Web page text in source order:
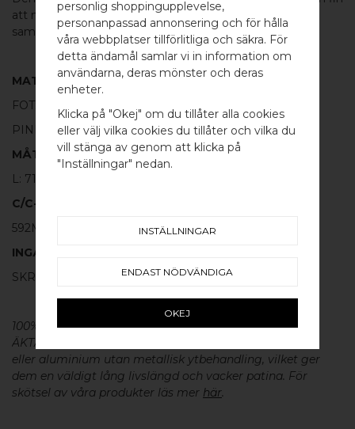
WELCOME TO
BB SWEDEN HARDWARE
Välj land / Choose country
att matcha med de andra handtagen eller knoppen
samma serie.
MATERIAL
FOT:
100% BORSTAT ROSTFRITT STÅL
PINNE: 100% POLERAD MÄSSING
MÅTT
L: 712MM H: 40MM TJ: 12MM
C/C-MÅTT
592MM
INGÅR
SKRUV FÖR LUCKA: M4 X 25MM - 2 ST
100% ÄKTA METALL - Alla vårabeslagär tillverkade av
ÄKTA massiv mässing, koppar, rostfritt stål
eller aluminium utan metallisk ytbehandling, vilket ger
dem en väldigt lång livslängd och vacker patina. För
skötsel av våra produkter läs mer här.
personlig shoppingupplevelse,
personanpassad annonsering och för hålla
våra webbplatser tillförlitliga och säkra. För
detta ändamål samlar vi in information om
användarna, deras mönster och deras
enheter.
Klicka på "Okej" om du tillåter alla cookies
eller välj vilka cookies du tillåter och vilka du
vill stänga av genom att klicka på
"Inställningar" nedan.
INSTÄLLNINGAR
ENDAST NÖDVÄNDIGA
OKEJ